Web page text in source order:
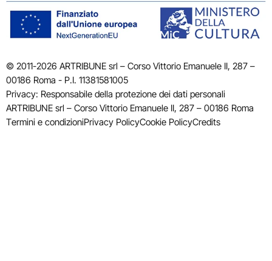
© 2011-2026 ARTRIBUNE srl – Corso Vittorio Emanuele II, 287 –
00186 Roma - P.I. 11381581005
Privacy: Responsabile della protezione dei dati personali
ARTRIBUNE srl – Corso Vittorio Emanuele II, 287 – 00186 Roma
Termini e condizioniPrivacy PolicyCookie PolicyCredits